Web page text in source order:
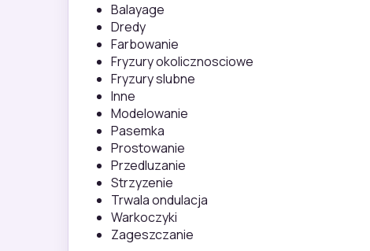
Balayage
Dredy
Farbowanie
Fryzury okolicznosciowe
Fryzury slubne
Inne
Modelowanie
Pasemka
Prostowanie
Przedluzanie
Strzyzenie
Trwala ondulacja
Warkoczyki
Zageszczanie